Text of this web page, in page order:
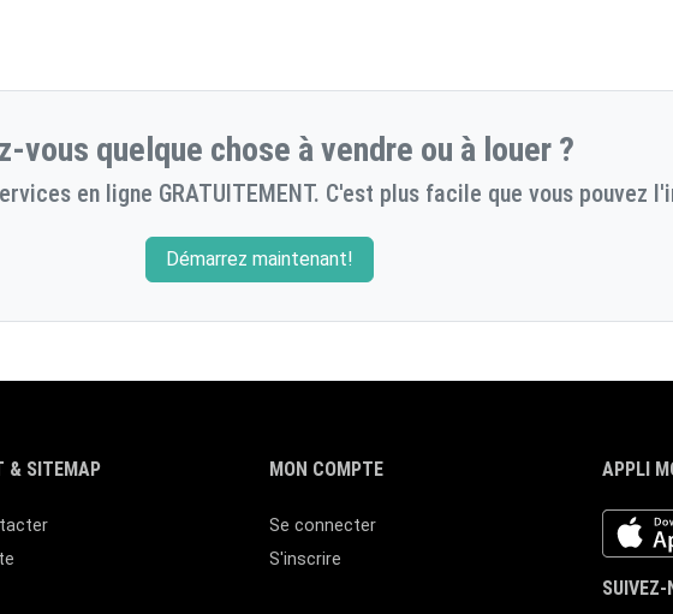
vous quelque chose à vendre ou à louer ?
en ligne GRATUITEMENT. C'est plus facile que vous pouvez
Démarrez maintenant!
& SITEMAP MON COMPTE
Se connecter
S'inscrire
APPLI
iOS app
SUIVEZ-